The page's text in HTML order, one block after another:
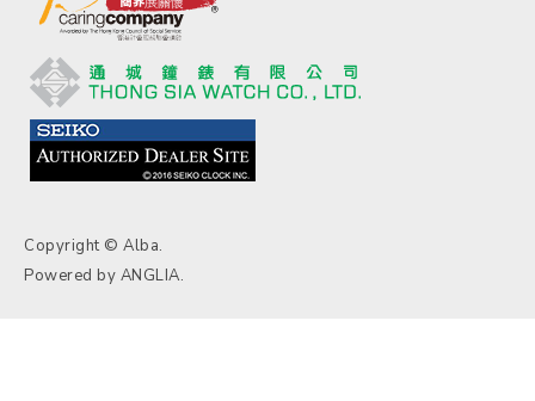
Copyright © Alba.
Powered by ANGLIA.